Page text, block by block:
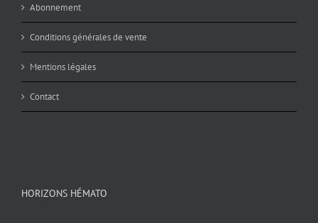
Abonnement
Conditions générales de vente
Mentions légales
Contact
HORIZONS HÉMATO